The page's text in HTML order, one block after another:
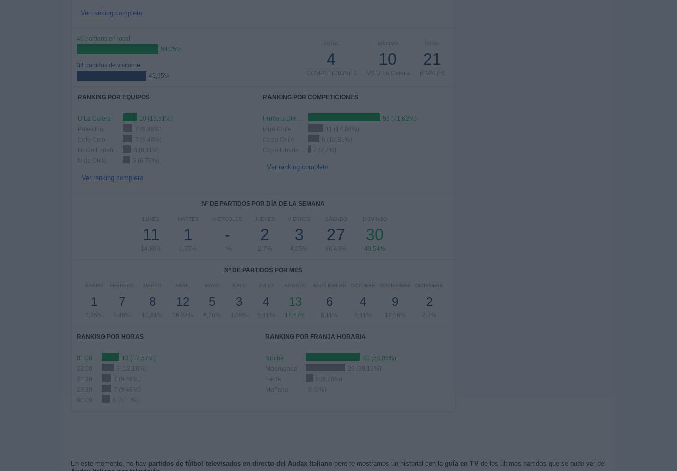
Ver ranking completo
40 partidos en local
54,05%
34 partidos de visitante
45,95%
TOTAL
21
RIVALES
MÁXIMO
10
VS U La Calera
TOTAL
4
COMPETICIONES
RANKING POR EQUIPOS
U La Calera
10 (13,51%)
Palestino
7 (9,46%)
Colo Colo
7 (9,46%)
6 (8,11%)
U de Chile
5 (6,76%)
Ver ranking completo
RANKING POR COMPETICIONES
Primera División de Chile
53 (71,62%)
Liga Chile
11 (14,86%)
Copa Chile
8 (10,81%)
2 (2,7%)
Ver ranking completo
Nº DE PARTIDOS POR DÍA DE LA SEMANA
LUNES
11
14,86%
MARTES
1
1,35%
MIÉRCOLES
-
- %
JUEVES
2
2,7%
VIERNES
3
4,05%
SÁBADO
27
36,49%
DOMINGO
30
40,54%
Nº DE PARTIDOS POR MES
ENERO
1
1,35%
FEBRERO
7
9,46%
MARZO
8
10,81%
ABRIL
12
16,22%
MAYO
5
6,76%
JUNIO
3
4,05%
JULIO
4
5,41%
AGOSTO
13
17,57%
SEPTIEMBRE
6
8,11%
OCTUBRE
4
5,41%
NOVIEMBRE
9
12,16%
DICIEMBRE
2
2,7%
RANKING POR HORAS
01:00
13 (17,57%)
22:00
9 (12,16%)
21:30
7 (9,46%)
23:30
7 (9,46%)
6 (8,11%)
RANKING POR FRANJA HORARIA
Noche
40 (54,05%)
Madrugada
29 (39,19%)
Tarde
5 (6,76%)
Mañana
0 (0%)
En este momento, no hay partidos de fútbol televisados en directo del Audax Italiano pero te mostramos un historial con la guía en TV de los últimos partidos que se pudo ver del